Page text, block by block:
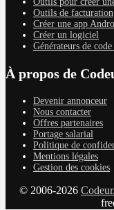
Outils de facturation
Créer une app
Créer un logiciel
Générateurs de
À propos de
Devenir annonceur
Nous contacter
Offres partenaires
Portage salarial
Politique de
Mentions légales
Gestion des cookies
© 2006-2026